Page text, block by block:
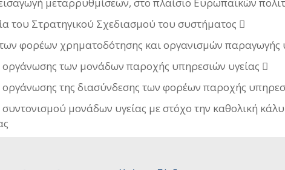
του Στρατηγικού Σχεδιασμού του συστήματος 
φορέων χρηματοδότησης και οργανισμών παραγωγής
των μονάδων παροχής υπηρεσιών υγείας 
της διασύνδεσης των φορέων παροχής
μονάδων υγείας με στόχο την καθολική